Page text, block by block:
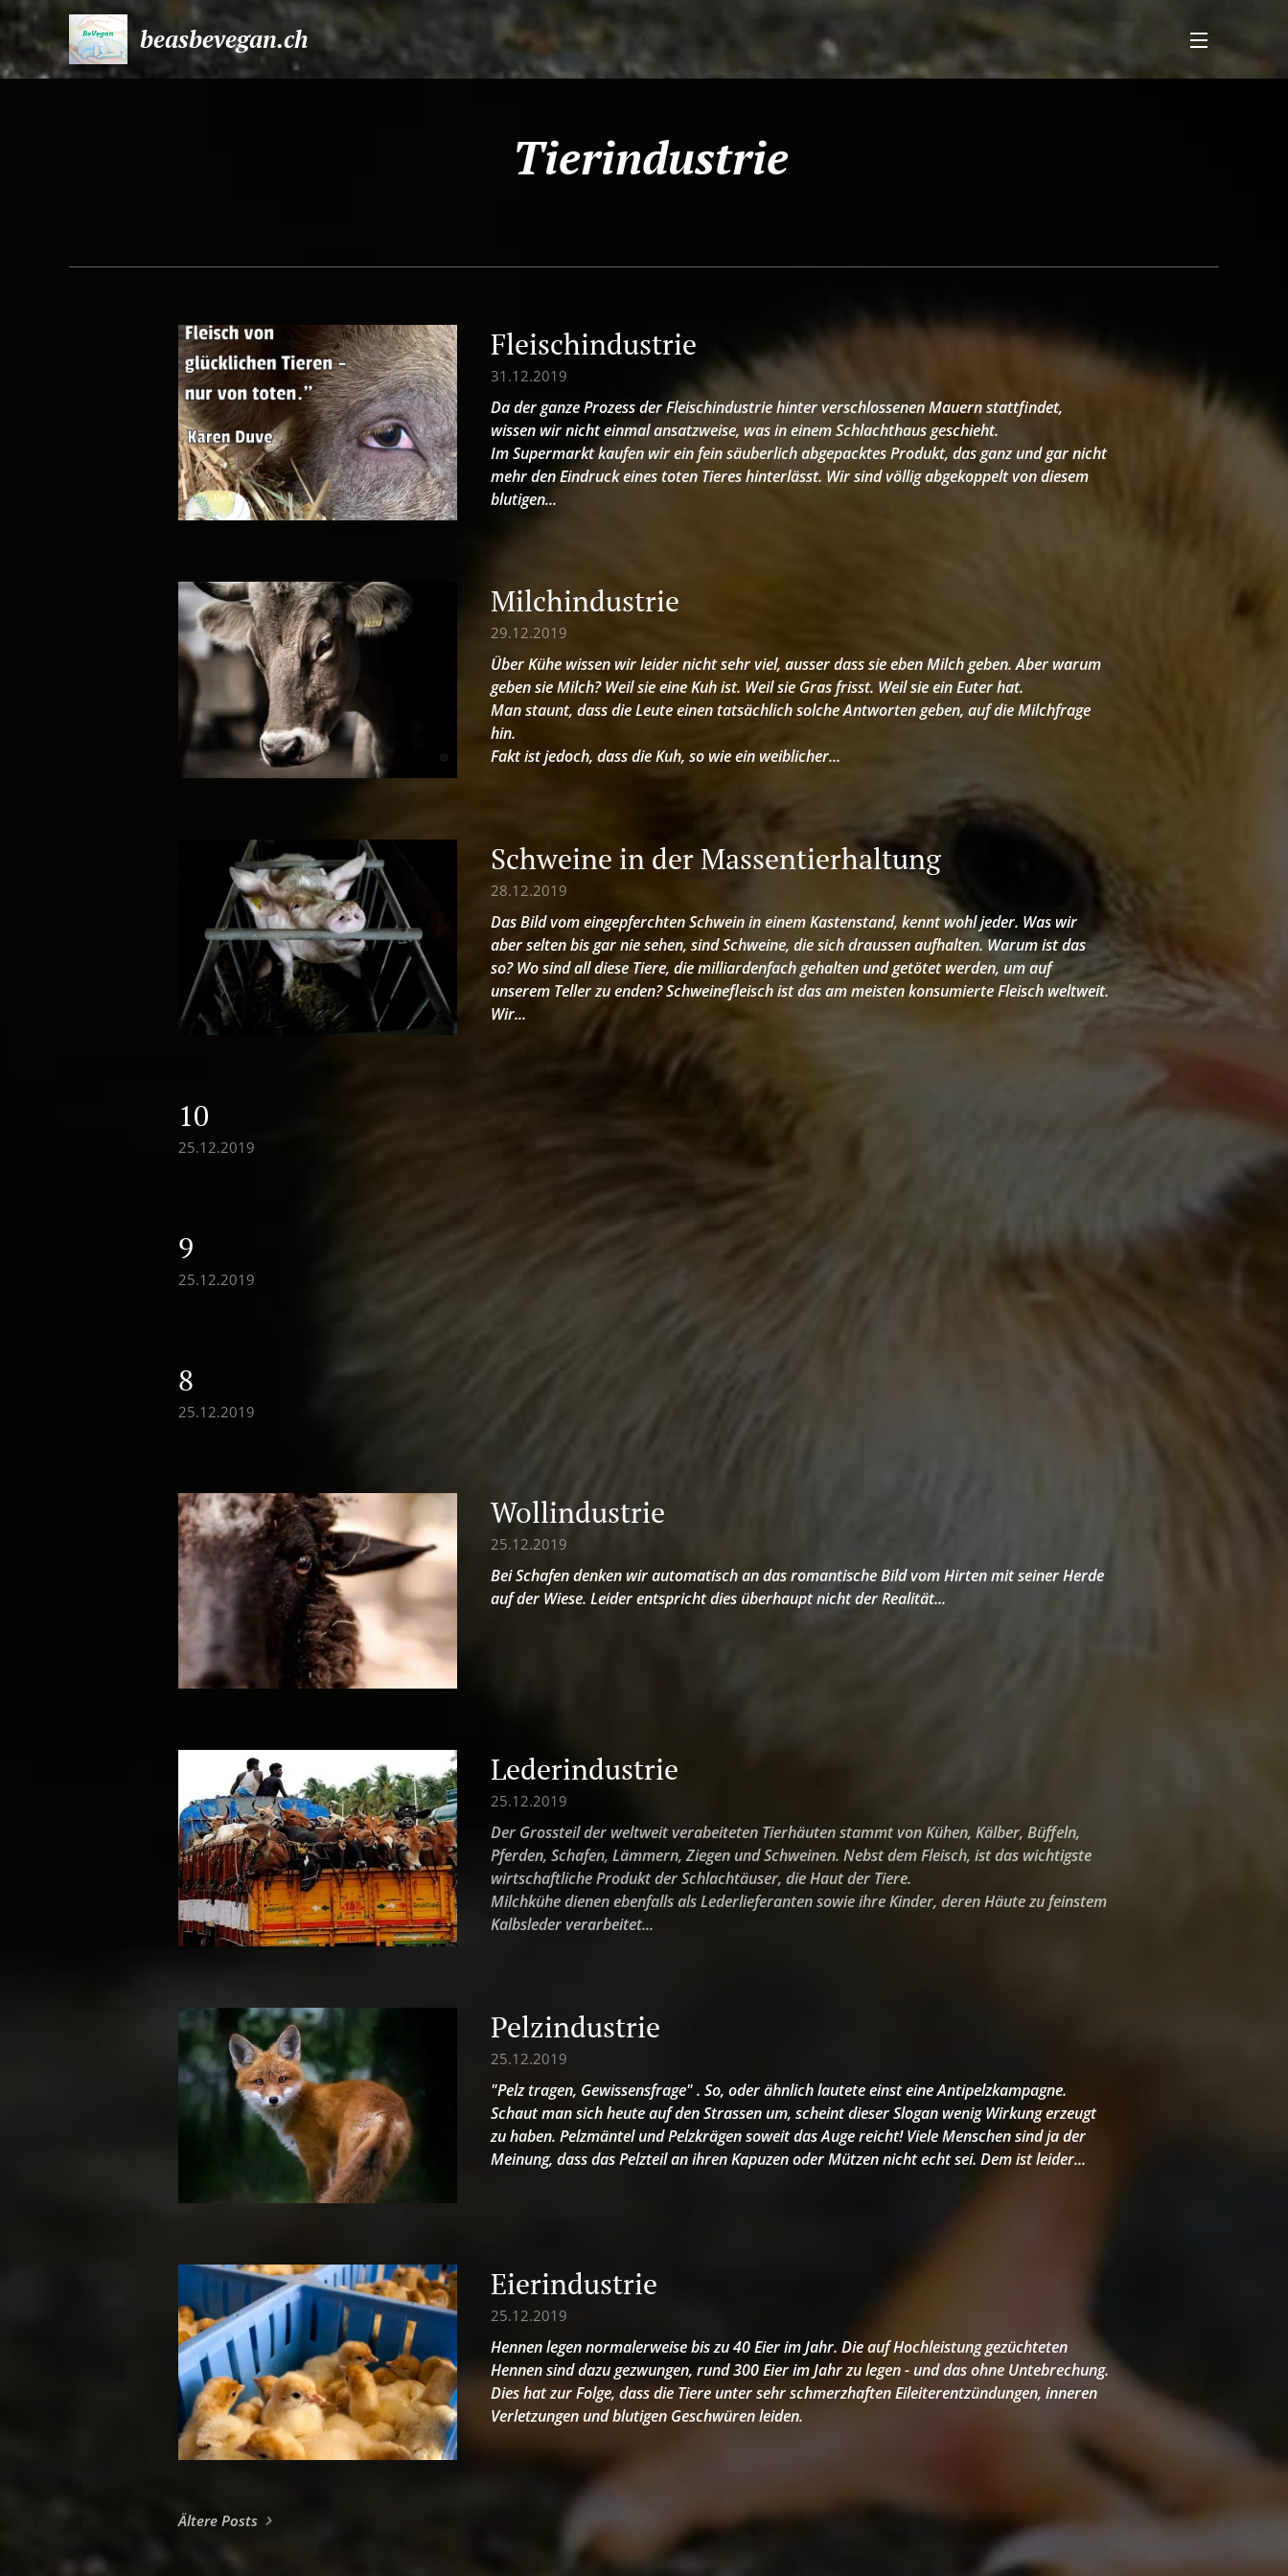
beasbevegan.ch
Tierindustrie
Fleischindustrie
31.12.2019
Da der ganze Prozess der Fleischindustrie hinter verschlossenen Mauern stattfindet,
wissen wir nicht einmal ansatzweise, was in einem Schlachthaus geschieht.
Im Supermarkt kaufen wir ein fein säuberlich abgepacktes Produkt, das ganz und gar nicht
mehr den Eindruck eines toten Tieres hinterlässt. Wir sind völlig abgekoppelt von diesem
blutigen...
Milchindustrie
29.12.2019
Über Kühe wissen wir leider nicht sehr viel, ausser dass sie eben Milch geben. Aber warum
geben sie Milch? Weil sie eine Kuh ist. Weil sie Gras frisst. Weil sie ein Euter hat.
Man staunt, dass die Leute einen tatsächlich solche Antworten geben, auf die Milchfrage
hin.
Fakt ist jedoch, dass die Kuh, so wie ein weiblicher...
Schweine in der Massentierhaltung
28.12.2019
Das Bild vom eingepferchten Schwein in einem Kastenstand, kennt wohl jeder. Was wir
aber selten bis gar nie sehen, sind Schweine, die sich draussen aufhalten. Warum ist das
so? Wo sind all diese Tiere, die milliardenfach gehalten und getötet werden, um auf
unserem Teller zu enden? Schweinefleisch ist das am meisten konsumierte Fleisch weltweit.
Wir...
10
25.12.2019
9
25.12.2019
8
25.12.2019
Wollindustrie
25.12.2019
Bei Schafen denken wir automatisch an das romantische Bild vom Hirten mit seiner Herde
auf der Wiese. Leider entspricht dies überhaupt nicht der Realität...
Lederindustrie
25.12.2019
Der Grossteil der weltweit verabeiteten Tierhäuten stammt von Kühen, Kälber, Büffeln,
Pferden, Schafen, Lämmern, Ziegen und Schweinen. Nebst dem Fleisch, ist das wichtigste
wirtschaftliche Produkt der Schlachtäuser, die Haut der Tiere.
Milchkühe dienen ebenfalls als Lederlieferanten sowie ihre Kinder, deren Häute zu feinstem
Kalbsleder verarbeitet...
Pelzindustrie
25.12.2019
"Pelz tragen, Gewissensfrage" . So, oder ähnlich lautete einst eine Antipelzkampagne.
Schaut man sich heute auf den Strassen um, scheint dieser Slogan wenig Wirkung erzeugt
zu haben. Pelzmäntel und Pelzkrägen soweit das Auge reicht! Viele Menschen sind ja der
Meinung, dass das Pelzteil an ihren Kapuzen oder Mützen nicht echt sei. Dem ist leider...
Eierindustrie
25.12.2019
Hennen legen normalerweise bis zu 40 Eier im Jahr. Die auf Hochleistung gezüchteten
Hennen sind dazu gezwungen, rund 300 Eier im Jahr zu legen - und das ohne Untebrechung.
Dies hat zur Folge, dass die Tiere unter sehr schmerzhaften Eileiterentzündungen, inneren
Verletzungen und blutigen Geschwüren leiden.
Ältere Posts